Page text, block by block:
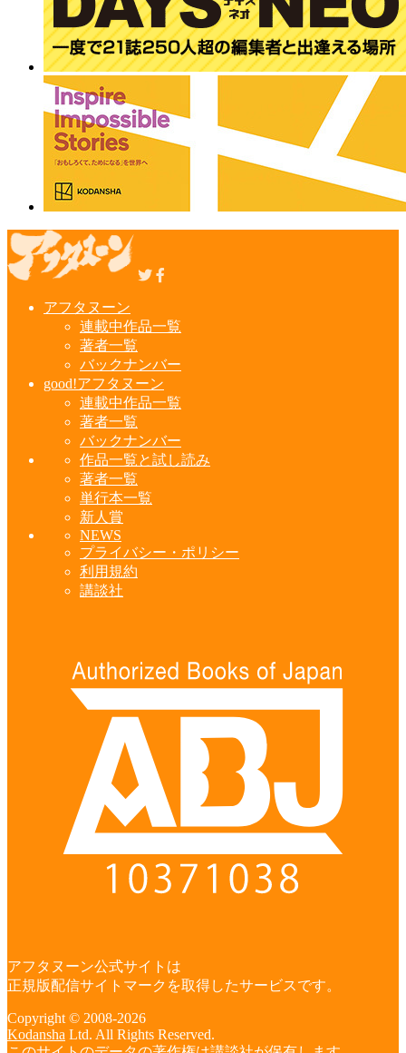
アフタヌーン
連載中作品一覧
著者一覧
バックナンバー
good!アフタヌーン
連載中作品一覧
著者一覧
バックナンバー
作品一覧と試し読み
著者一覧
単行本一覧
新人賞
NEWS
プライバシー・ポリシー
利用規約
講談社
アフタヌーン公式サイトは
正規版配信サイトマークを取得したサービスです。
Copyright © 2008-2026
Kodansha Ltd. All Rights Reserved.